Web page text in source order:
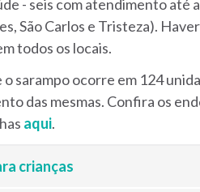
- seis com atendimento até
São Carlos e Tristeza).
todos os locais.
sarampo ocorre em 124
das mesmas. Confira os
aqui.
crianças